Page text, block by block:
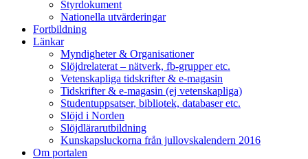
Styrdokument
Nationella utvärderingar
Fortbildning
Länkar
Myndigheter & Organisationer
Slöjdrelaterat – nätverk, fb-grupper etc.
Vetenskapliga tidskrifter & e-magasin
Tidskrifter & e-magasin (ej vetenskapliga)
Studentuppsatser, bibliotek, databaser etc.
Slöjd i Norden
Slöjdlärarutbildning
Kunskapsluckorna från jullovskalendern 2016
Om portalen